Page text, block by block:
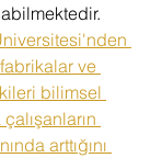
ve
bilimsel
arttığını